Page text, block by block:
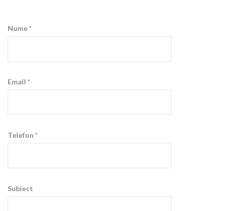
Nume *
Email *
Telefon *
Subiect